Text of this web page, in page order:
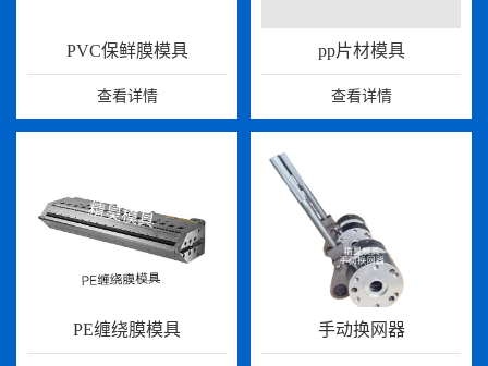
PVC保鲜膜模具
查看详情
pp片材模具
查看详情
PE缠绕膜模具 手动换网器